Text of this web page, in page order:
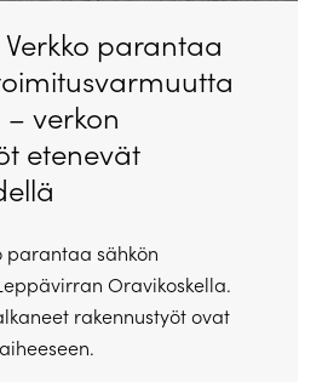
parantaa
verkon
etenevät
parantaa sähkön
Oravikoskella.
rakennustyöt ovat